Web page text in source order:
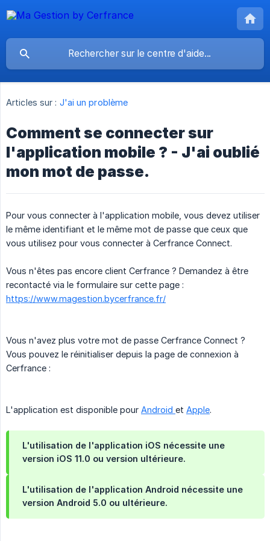
Articles sur : J'ai un problème
Comment se connecter sur
l'application mobile ? - J'ai oublié
mon mot de passe.
Pour vous connecter à l'application mobile, vous devez utiliser
le même identifiant et le même mot de passe que ceux que
vous utilisez pour vous connecter à Cerfrance Connect.
Vous n'êtes pas encore client Cerfrance ? Demandez à être
recontacté via le formulaire sur cette page :
https://www.magestion.bycerfrance.fr/
Vous n'avez plus votre mot de passe Cerfrance Connect ?
Vous pouvez le réinitialiser depuis la page de connexion à
Cerfrance :
L'application est disponible pour Android et Apple.
L'utilisation de l'application iOS nécessite une
version iOS 11.0 ou version ultérieure.
L'utilisation de l'application Android nécessite une
version Android 5.0 ou ultérieure.